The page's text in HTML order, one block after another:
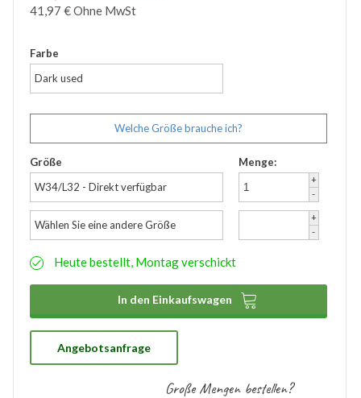
Zubehör
Wathose
41,97 €Ohne MwSt
Farbe
Dark used
Welche Größe brauche ich?
Größe
W34/L32 - Direkt verfügbar
Menge:
+
-
Wählen Sie eine andere Größe
+
-
Heute bestellt, Montag verschickt
In den Einkaufswagen 
Angebotsanfrage
Große Mengen bestellen?